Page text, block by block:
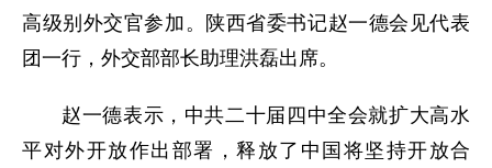
高级别外交官参加。陕西省委书记赵一德会见代表
团一行，外交部部长助理洪磊出席。
赵一德表示，中共二十届四中全会就扩大高水
平对外开放作出部署，释放了中国将坚持开放合